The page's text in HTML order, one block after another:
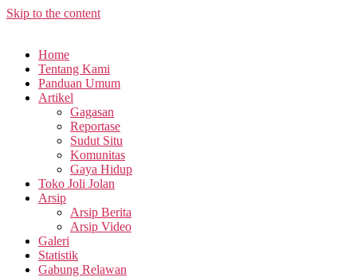
Skip to the content
Home
Tentang Kami
Panduan Umum
Artikel
Gagasan
Reportase
Sudut Situ
Komunitas
Gaya Hidup
Toko Joli Jolan
Arsip
Arsip Berita
Arsip Video
Galeri
Statistik
Gabung Relawan